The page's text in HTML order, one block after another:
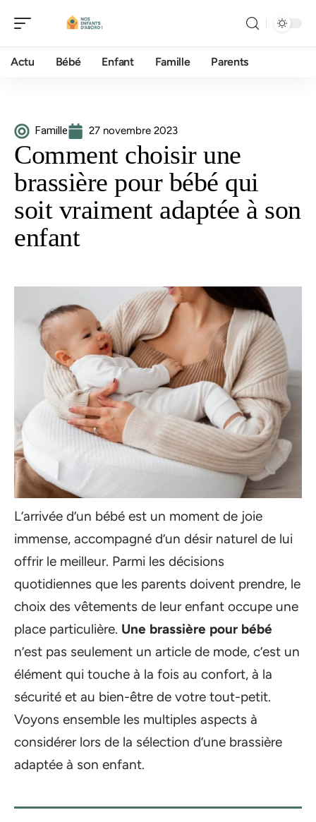
Actu Bébé Enfant Famille Parents
Famille 27 novembre 2023
Comment choisir une
brassière pour bébé qui
soit vraiment adaptée à son
enfant
L’arrivée d’un bébé est un moment de joie
immense, accompagné d’un désir naturel de lui
offrir le meilleur. Parmi les décisions
quotidiennes que les parents doivent prendre, le
choix des vêtements de leur enfant occupe une
place particulière. Une brassière pour bébé
n’est pas seulement un article de mode, c’est un
élément qui touche à la fois au confort, à la
sécurité et au bien-être de votre tout-petit.
Voyons ensemble les multiples aspects à
considérer lors de la sélection d’une brassière
adaptée à son enfant.